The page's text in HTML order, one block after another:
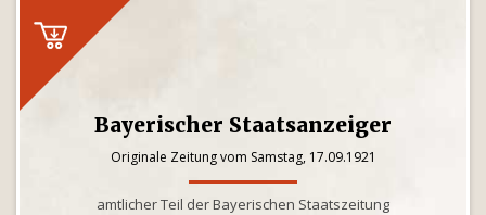
Bayerischer Staatsanzeiger
Originale Zeitung vom Samstag, 17.09.1921
amtlicher Teil der Bayerischen Staatszeitung